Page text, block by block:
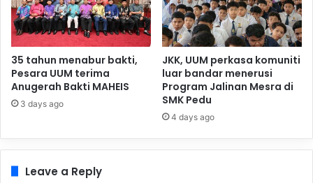
35 tahun menabur bakti,
Pesara UUM terima
Anugerah Bakti MAHEIS
3 days ago
JKK, UUM perkasa komuniti
luar bandar menerusi
Program Jalinan Mesra di
SMK Pedu
4 days ago
Leave a Reply